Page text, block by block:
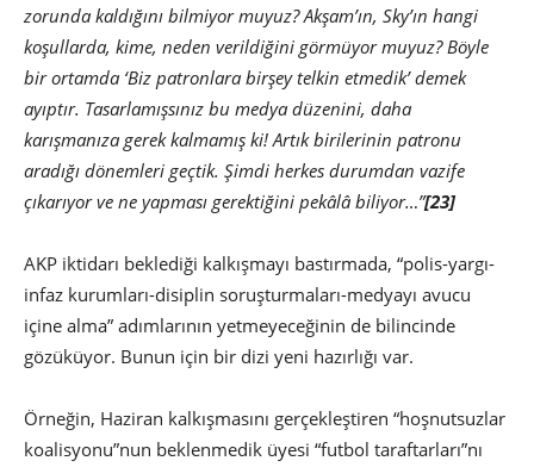
zorunda kaldığını bilmiyor muyuz? Akşam’ın, Sky’ın hangi
koşullarda, kime, neden verildiğini görmüyor muyuz? Böyle
bir ortamda ‘Biz patronlara birşey telkin etmedik’ demek
ayıptır. Tasarlamışsınız bu medya düzenini, daha
karışmanıza gerek kalmamış ki! Artık birilerinin patronu
aradığı dönemleri geçtik. Şimdi herkes durumdan vazife
çıkarıyor ve ne yapması gerektiğini pekâlâ biliyor…”[23]
AKP iktidarı beklediği kalkışmayı bastırmada, “polis-yargı-
infaz kurumları-disiplin soruşturmaları-medyayı avucu
içine alma” adımlarının yetmeyeceğinin de bilincinde
gözüküyor. Bunun için bir dizi yeni hazırlığı var.
Örneğin, Haziran kalkışmasını gerçekleştiren “hoşnutsuzlar
koalisyonu”nun beklenmedik üyesi “futbol taraftarları”nı